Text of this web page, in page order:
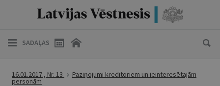
SADAĻAS
16.01.2017., Nr. 13 Paziņojumi kreditoriem un ieinteresētajām
personām